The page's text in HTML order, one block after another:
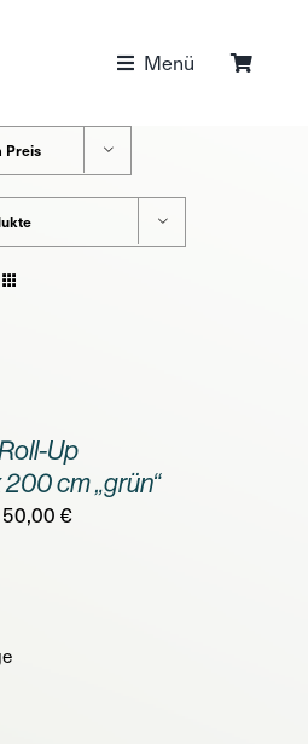
Menü
Preis
Up
cm „grün“
50,00 €